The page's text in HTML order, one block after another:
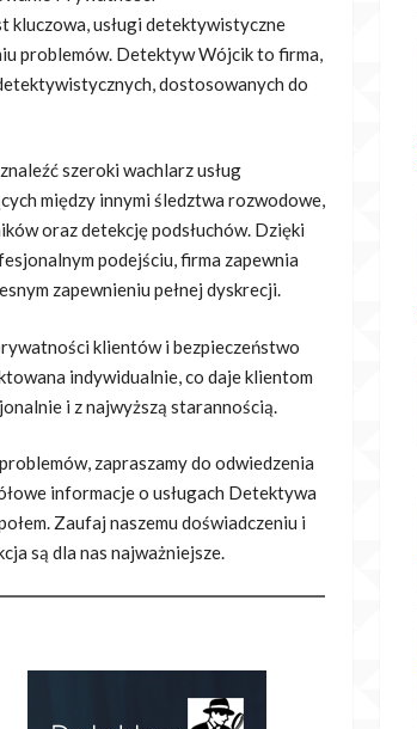
kluczowa, usługi detektywistyczne
problemów. Detektyw Wójcik to firma,
dostosowanych do
szeroki wachlarz usług
między innymi śledztwa rozwodowe,
oraz detekcję podsłuchów. Dzięki
podejściu, firma zapewnia
zapewnieniu pełnej dyskrecji.
klientów i bezpieczeństwo
indywidualnie, co daje klientom
i z najwyższą starannością.
zapraszamy do odwiedzenia
informacje o usługach Detektywa
Zaufaj naszemu doświadczeniu i
są dla nas najważniejsze.